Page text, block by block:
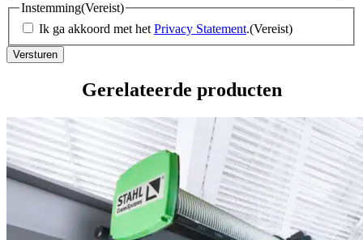
Instemming(Vereist)
Ik ga akkoord met het Privacy Statement.(Vereist)
Gerelateerde producten